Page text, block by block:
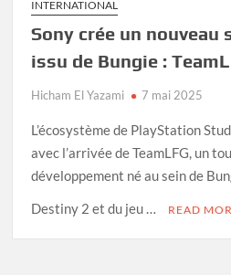
INTERNATIONAL
Sony crée un
issu de Bungie :
Hicham El Yazami 7 mai 2025
L’écosystème de PlayStation
avec l’arrivée de TeamLFG, un
développement né au sein de
Destiny 2 et du jeu …
READ